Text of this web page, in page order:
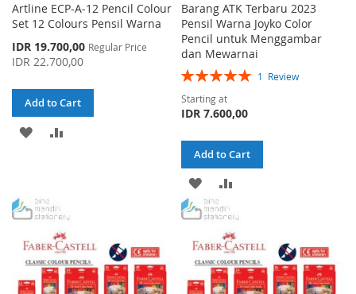
Artline ECP-A-12 Pencil Colour
Set 12 Colours Pensil Warna
Special
Price
IDR 19.700,00 Regular Price
IDR 22.700,00
Add to Cart
ADD
LIST
Barang ATK Terbaru 2023
Pensil Warna Joyko Color
Pencil untuk Menggambar
dan Mewarnai
Rating:
1 Review
Starting at
IDR 7.600,00
Add to Cart
ADD
TO
WISH
LIST
COMPARE